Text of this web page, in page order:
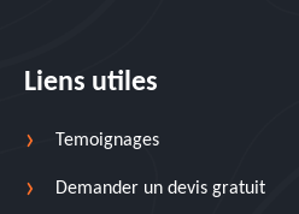
Liens utiles
Temoignages
Demander un devis gratuit